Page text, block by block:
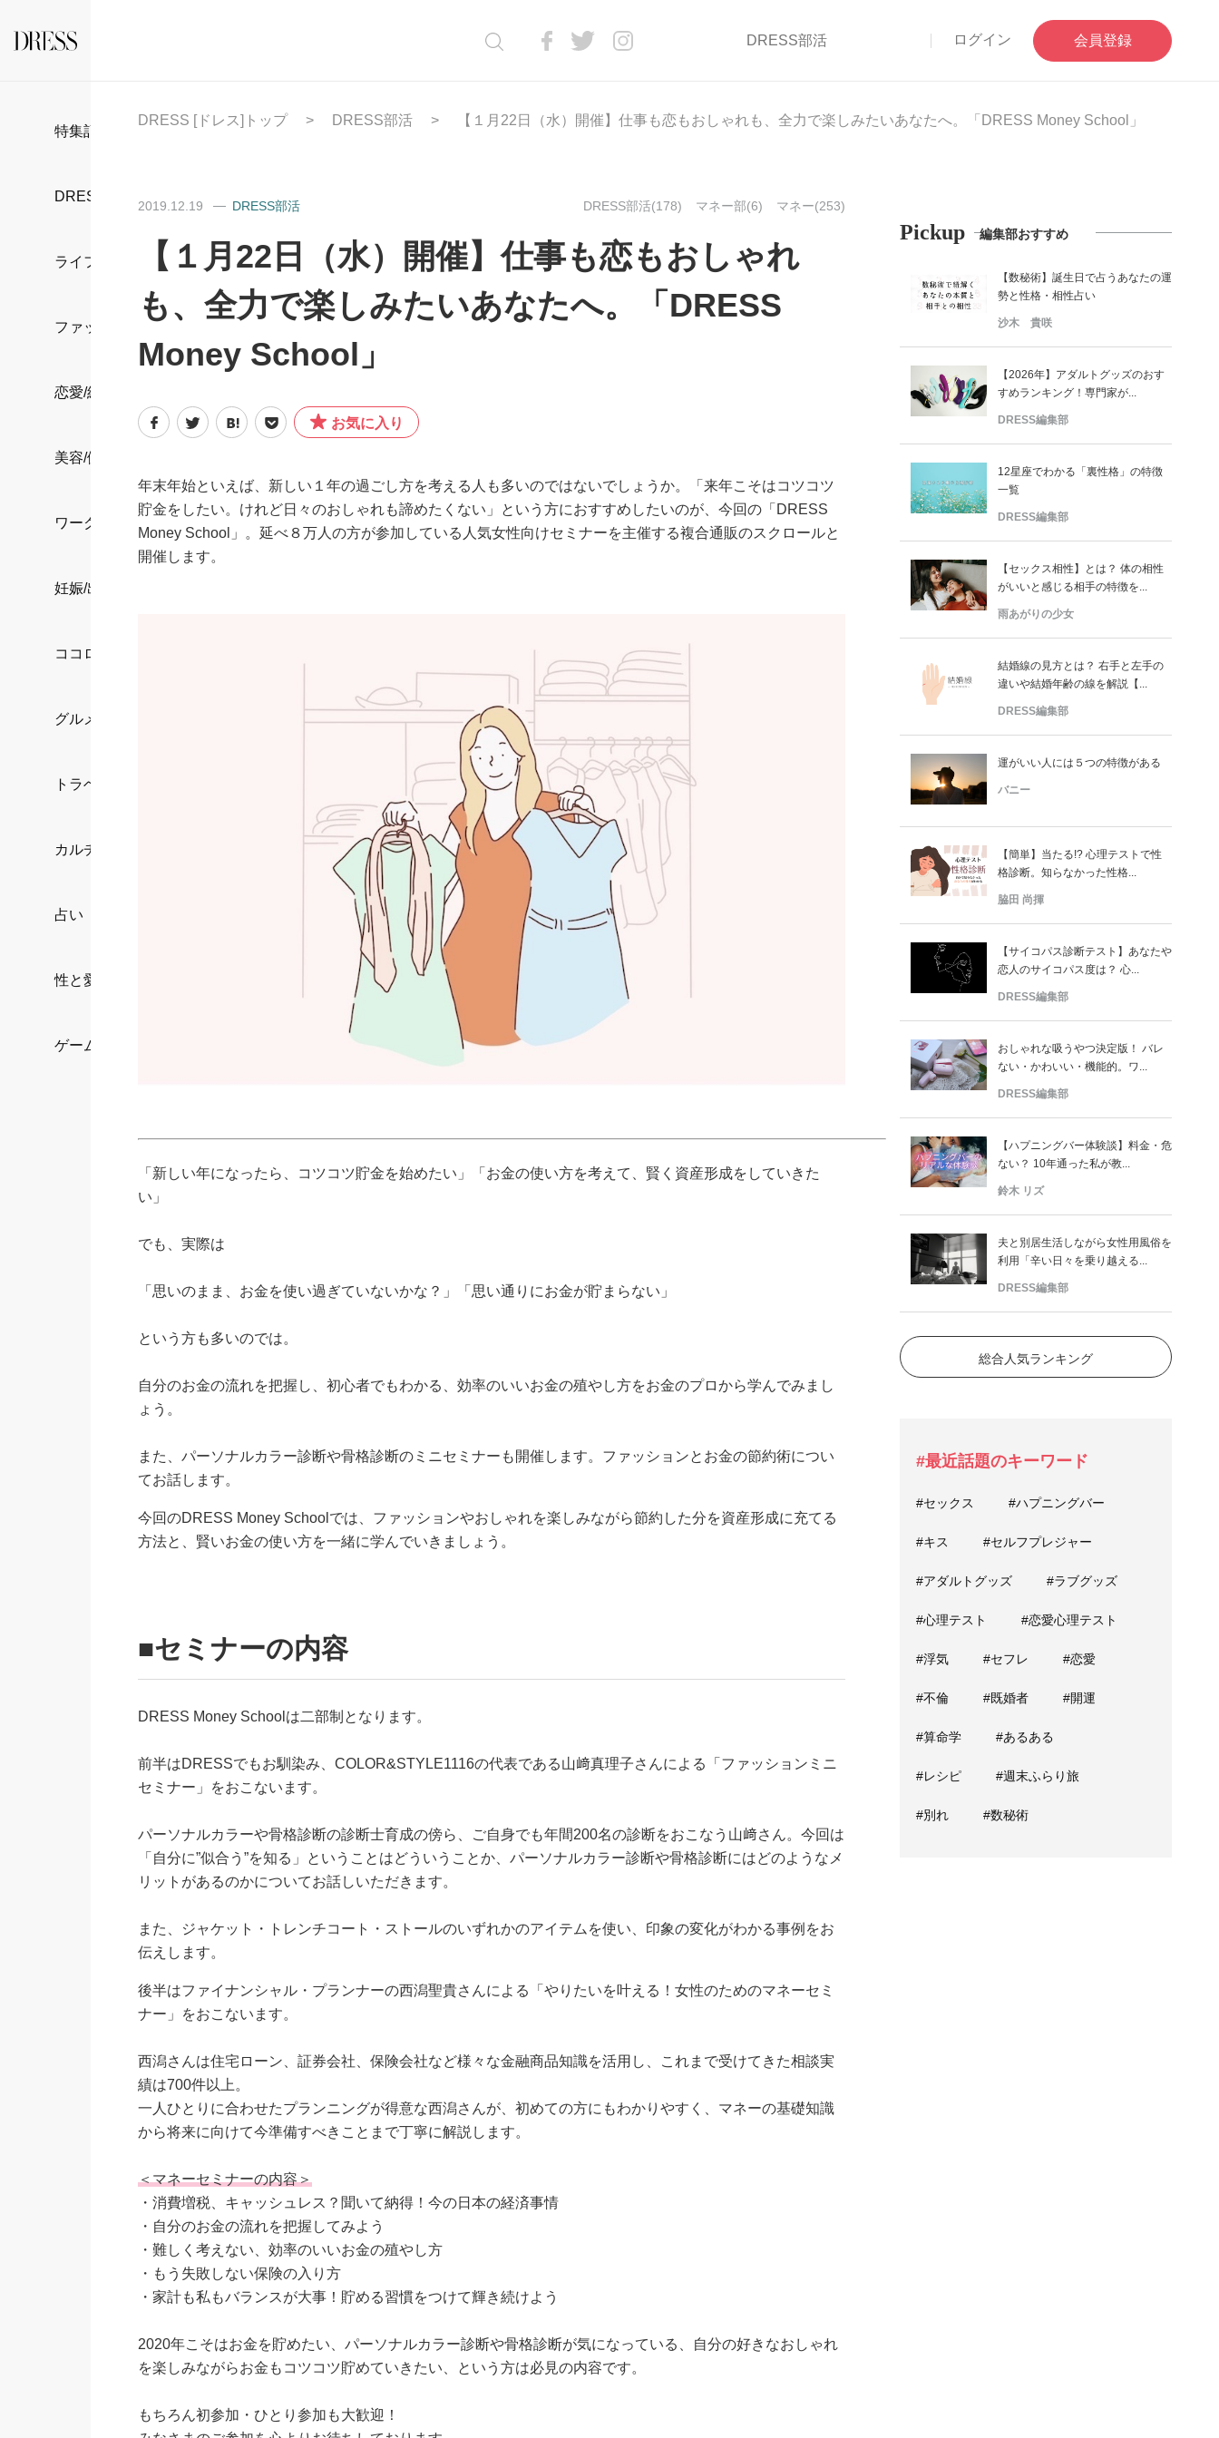
DRESS部活 ログイン 会員登録
特集記事
DRESS部活
ライフスタイル
ファッション
恋愛/結婚/離婚
美容/健康
ワークスタイル
妊娠/出産/家族
ココロ/カラダ
グルメ
トラベル
カルチャー/エンタメ
占い
性と愛
ゲーム
DRESS [ドレス]トップ DRESS部活 【１月22日（水）開催】仕事も恋もおしゃれも、全力で楽しみたいあなたへ。「DRESS Money School」
2019.12.19 DRESS部活 DRESS部活(178) マネー部(6) マネー(253)
【１月22日（水）開催】仕事も恋もおしゃれ
も、全力で楽しみたいあなたへ。「DRESS
Money School」
お気に入り
年末年始といえば、新しい１年の過ごし方を考える人も多いのではないでしょうか。「来年こそはコツコツ
貯金をしたい。けれど日々のおしゃれも諦めたくない」という方におすすめしたいのが、今回の「DRESS
Money School」。延べ８万人の方が参加している人気女性向けセミナーを主催する複合通販のスクロールと
開催します。
「新しい年になったら、コツコツ貯金を始めたい」「お金の使い方を考えて、賢く資産形成をしていきた
い」
でも、実際は
「思いのまま、お金を使い過ぎていないかな？」「思い通りにお金が貯まらない」
という方も多いのでは。
自分のお金の流れを把握し、初心者でもわかる、効率のいいお金の殖やし方をお金のプロから学んでみまし
ょう。
また、パーソナルカラー診断や骨格診断のミニセミナーも開催します。ファッションとお金の節約術につい
てお話します。
今回のDRESS Money Schoolでは、ファッションやおしゃれを楽しみながら節約した分を資産形成に充てる
方法と、賢いお金の使い方を一緒に学んでいきましょう。
■セミナーの内容
DRESS Money Schoolは二部制となります。
前半はDRESSでもお馴染み、COLOR&STYLE1116の代表である山﨑真理子さんによる「ファッションミニ
セミナー」をおこないます。
パーソナルカラーや骨格診断の診断士育成の傍ら、ご自身でも年間200名の診断をおこなう山﨑さん。今回は
「自分に”似合う”を知る」ということはどういうことか、パーソナルカラー診断や骨格診断にはどのようなメ
リットがあるのかについてお話しいただきます。
また、ジャケット・トレンチコート・ストールのいずれかのアイテムを使い、印象の変化がわかる事例をお
伝えします。
後半はファイナンシャル・プランナーの西潟聖貴さんによる「やりたいを叶える！女性のためのマネーセミ
ナー」をおこないます。
西潟さんは住宅ローン、証券会社、保険会社など様々な金融商品知識を活用し、これまで受けてきた相談実
績は700件以上。
一人ひとりに合わせたプランニングが得意な西潟さんが、初めての方にもわかりやすく、マネーの基礎知識
から将来に向けて今準備すべきことまで丁寧に解説します。
＜マネーセミナーの内容＞
・消費増税、キャッシュレス？聞いて納得！今の日本の経済事情
・自分のお金の流れを把握してみよう
・難しく考えない、効率のいいお金の殖やし方
・もう失敗しない保険の入り方
・家計も私もバランスが大事！貯める習慣をつけて輝き続けよう
2020年こそはお金を貯めたい、パーソナルカラー診断や骨格診断が気になっている、自分の好きなおしゃれ
を楽しみながらお金もコツコツ貯めていきたい、という方は必見の内容です。
もちろん初参加・ひとり参加も大歓迎！
Pickup 編集部おすすめ
【数秘術】誕生日で占うあなたの運
勢と性格・相性占い
沙木 貴咲
【2026年】アダルトグッズのおす
すめランキング！専門家が...
DRESS編集部
12星座でわかる「裏性格」の特徴
一覧
DRESS編集部
【セックス相性】とは？ 体の相性
がいいと感じる相手の特徴を...
雨あがりの少女
結婚線の見方とは？ 右手と左手の
違いや結婚年齢の線を解説【...
DRESS編集部
運がいい人には５つの特徴がある
バニー
【簡単】当たる!? 心理テストで性
格診断。知らなかった性格...
脇田 尚揮
【サイコパス診断テスト】あなたや
恋人のサイコパス度は？ 心...
DRESS編集部
おしゃれな吸うやつ決定版！ バレ
ない・かわいい・機能的。ワ...
DRESS編集部
【ハプニングバー体験談】料金・危
ない？ 10年通った私が教...
鈴木 リズ
夫と別居生活しながら女性用風俗を
利用「辛い日々を乗り越える...
DRESS編集部
総合人気ランキング
#最近話題のキーワード
#セックス #ハプニングバー
#キス #セルフプレジャー
#アダルトグッズ #ラブグッズ
#心理テスト #恋愛心理テスト
#浮気 #セフレ #恋愛
#不倫 #既婚者 #開運
#算命学 #あるある
#レシピ #週末ふらり旅
#別れ #数秘術